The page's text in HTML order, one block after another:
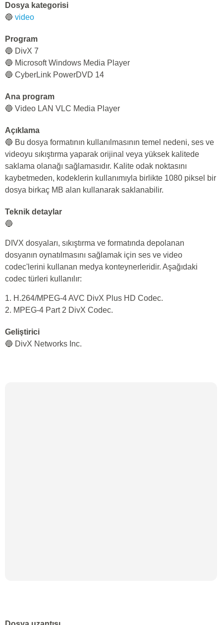
Dosya kategorisi
🔵 video
Program
🔵 DivX 7
🔵 Microsoft Windows Media Player
🔵 CyberLink PowerDVD 14
Ana program
🔵 Video LAN VLC Media Player
Açıklama
🔵 Bu dosya formatının kullanılmasının temel nedeni, ses ve
videoyu sıkıştırma yaparak orijinal veya yüksek kalitede
saklama olanağı sağlamasıdır. Kalite odak noktasını
kaybetmeden, kodeklerin kullanımıyla birlikte 1080 piksel bir
dosya birkaç MB alan kullanarak saklanabilir.
Teknik detaylar
🔵
DIVX dosyaları, sıkıştırma ve formatında depolanan
dosyanın oynatılmasını sağlamak için ses ve video
codec'lerini kullanan medya konteynerleridir. Aşağıdaki
codec türleri kullanılır:
1. H.264/MPEG-4 AVC DivX Plus HD Codec.
2. MPEG-4 Part 2 DivX Codec.
Geliştirici
🔵 DivX Networks Inc.